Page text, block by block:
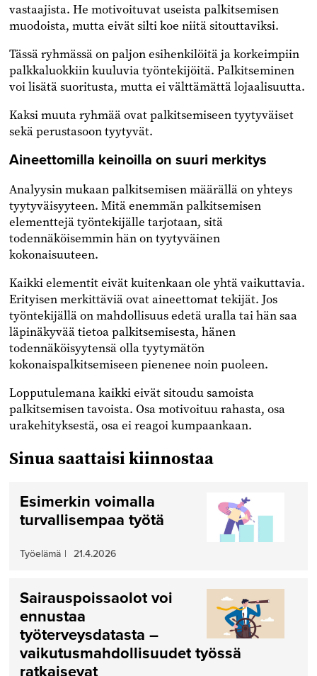
vastaajista. He motivoituvat useista palkitsemisen
muodoista, mutta eivät silti koe niitä sitouttaviksi.
Tässä ryhmässä on paljon esihenkilöitä ja korkeimpiin
palkkaluokkiin kuuluvia työntekijöitä. Palkitseminen
voi lisätä suoritusta, mutta ei välttämättä lojaalisuutta.
Kaksi muuta ryhmää ovat palkitsemiseen tyytyväiset
sekä perustasoon tyytyvät.
Aineettomilla keinoilla on suuri merkitys
Analyysin mukaan palkitsemisen määrällä on yhteys
tyytyväisyyteen. Mitä enemmän palkitsemisen
elementtejä työntekijälle tarjotaan, sitä
todennäköisemmin hän on tyytyväinen
kokonaisuuteen.
Kaikki elementit eivät kuitenkaan ole yhtä vaikuttavia.
Erityisen merkittäviä ovat aineettomat tekijät. Jos
työntekijällä on mahdollisuus edetä uralla tai hän saa
läpinäkyvää tietoa palkitsemisesta, hänen
todennäköisyytensä olla tyytymätön
kokonaispalkitsemiseen pienenee noin puoleen.
Lopputulemana kaikki eivät sitoudu samoista
palkitsemisen tavoista. Osa motivoituu rahasta, osa
urakehityksestä, osa ei reagoi kumpaankaan.
Sinua saattaisi kiinnostaa
Esimerkin voimalla
turvallisempaa työtä
Työelämä | 21.4.2026
Sairauspoissaolot voi
ennustaa
työterveysdatasta –
vaikutusmahdollisuudet työssä
ratkaisevat